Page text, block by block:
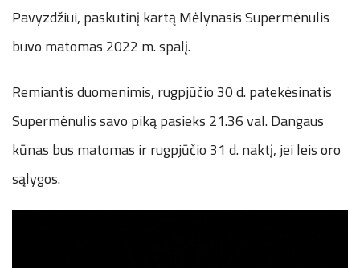
Pavyzdžiui, paskutinį kartą Mėlynasis Supermėnulis
buvo matomas 2022 m. spalį.
Remiantis duomenimis, rugpjūčio 30 d. patekėsinatis
Supermėnulis savo piką pasieks 21.36 val. Dangaus
kūnas bus matomas ir rugpjūčio 31 d. naktį, jei leis oro
sąlygos.